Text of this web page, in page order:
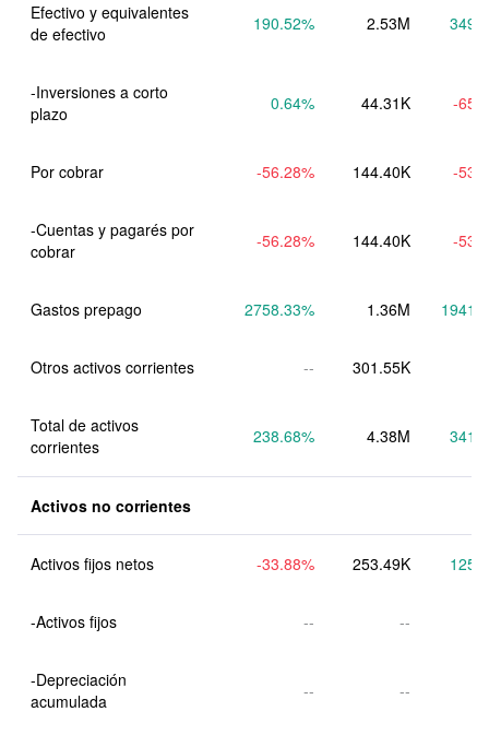
Efectivo y equivalentes
de efectivo
190.52% 2.53M
-Inversiones a corto
plazo
0.64% 44.31K -
Por cobrar -56.28% 144.40K -
-Cuentas y pagarés por
cobrar
-56.28% 144.40K -
Gastos prepago 2758.33% 1.36M
Otros activos corrientes -- 301.55K
Total de activos
corrientes
238.68% 4.38M
Activos no corrientes
Activos fijos netos -33.88% 253.49K
-Activos fijos -- --
-Depreciación
-- --